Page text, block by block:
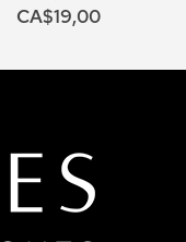
CA$19,00